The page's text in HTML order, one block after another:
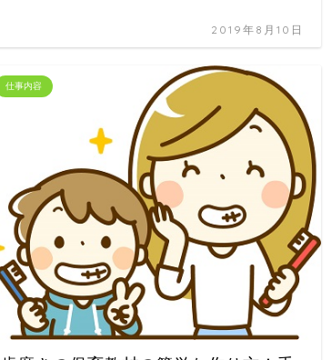
2019年8月10日
仕事内容